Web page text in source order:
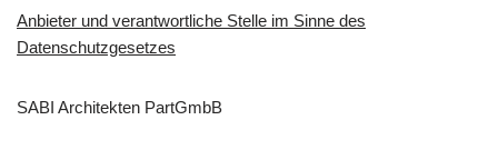
Anbieter und verantwortliche Stelle im Sinne des
Datenschutzgesetzes
SABI Architekten PartGmbB